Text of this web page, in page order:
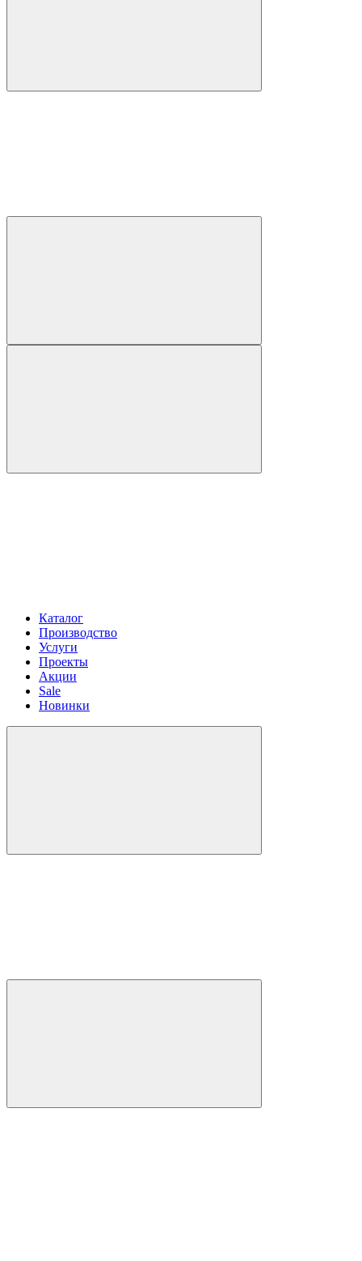
Каталог
Производство
Услуги
Проекты
Акции
Sale
Новинки